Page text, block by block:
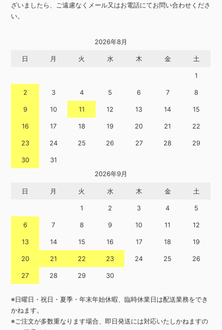
ざいましたら、ご遠慮なくメール又はお電話にてお問い合わせくださ
い。
2026年8月
日 月 火 水 木 金 土
1
2 3 4 5 6 7 8
9 10 11 12 13 14 15
16 17 18 19 20 21 22
23 24 25 26 27 28 29
30
31
2026年9月
日 月 火 水 木 金 土
1 2 3 4 5
6 7 8 9 10 11 12
13 14 15 16 17 18 19
20 21 22 23 24 25 26
27 28 29 30
※日曜日・祝日・夏季・年末年始休暇、臨時休業日は配送業務をでき
かねます。
※ご注文が多数重なります場合、即日発送には対応いたしかねますの